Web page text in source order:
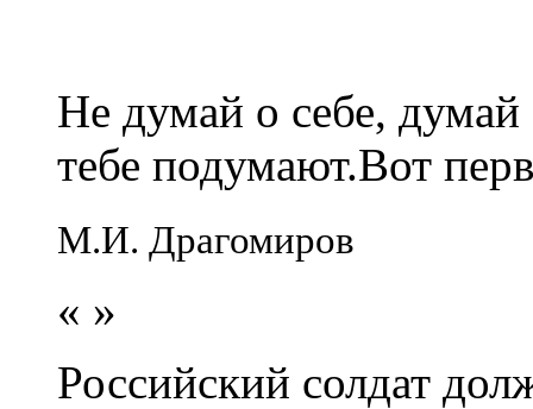
Не думай о себе,
тебе подумают.Вот
М.И. Драгомиров
« »
Российский солдат